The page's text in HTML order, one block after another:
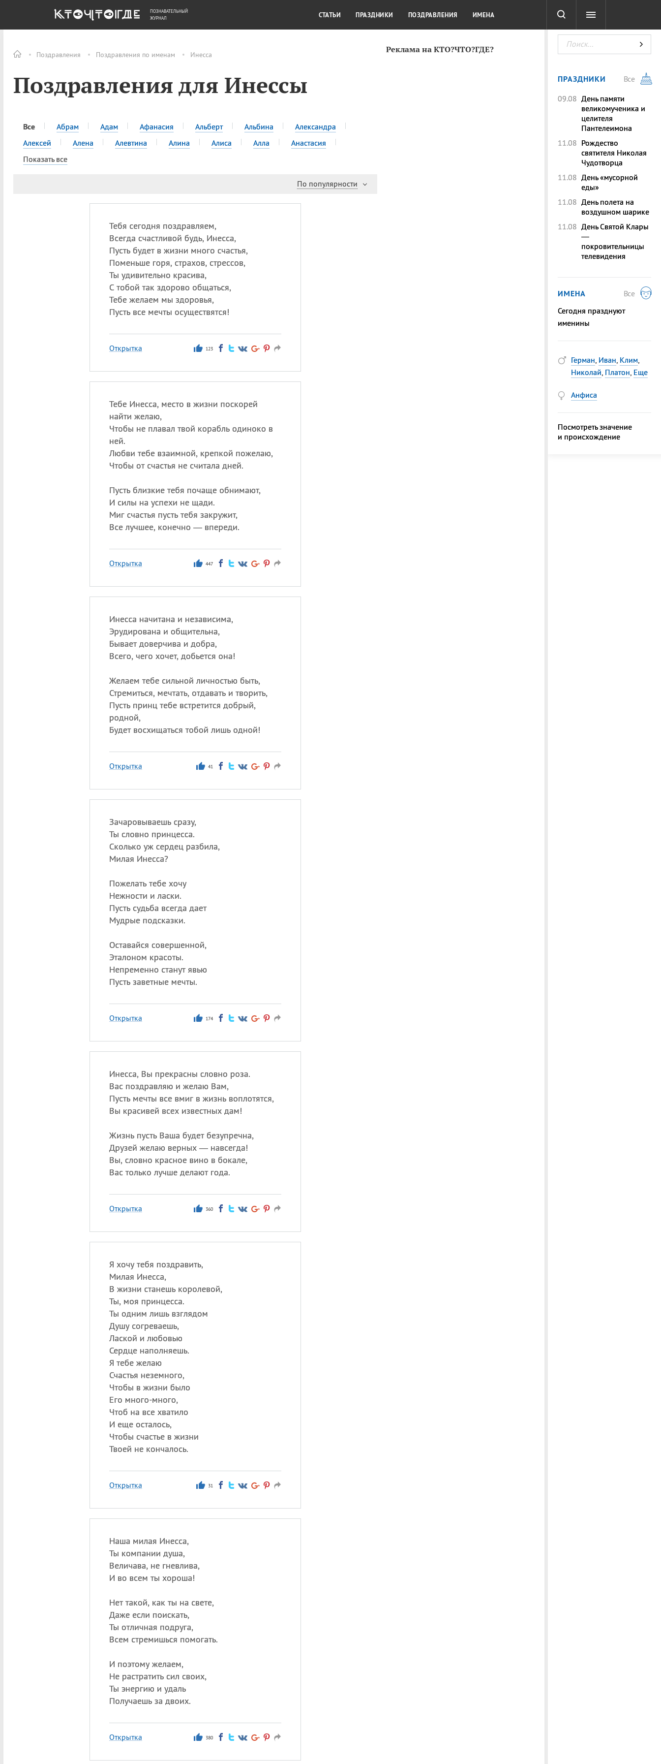
Поздравления Поздравления по именам Инесса
Поздравления для Инессы
Все Абрам Адам Афанасия Альберт Альбина
Александра
Алексей
Алена Алевтина Алина Алиса Алла
Анастасия
Показать все
По популярности
Тебя сегодня поздравляем,
Всегда счастливой будь, Инесса,
Пусть будет в жизни много счастья,
Поменьше горя, страхов, стрессов,
Ты удивительно красива,
С тобой так здорово общаться,
Тебе желаем мы здоровья,
Пусть все мечты осуществятся!
Открытка 123
Тебе Инесса, место в жизни поскорей
найти желаю,
Чтобы не плавал твой корабль одиноко в
ней.
Любви тебе взаимной, крепкой пожелаю,
Чтобы от счастья не считала дней.
Пусть близкие тебя почаще обнимают,
И силы на успехи не щади.
Миг счастья пусть тебя закружит,
Все лучшее, конечно — впереди.
Открытка 447
Инесса начитана и независима,
Эрудирована и общительна,
Бывает доверчива и добра,
Всего, чего хочет, добьется она!
Желаем тебе сильной личностью быть,
Стремиться, мечтать, отдавать и творить,
Пусть принц тебе встретится добрый,
родной,
Будет восхищаться тобой лишь одной!
Открытка 41
Зачаровываешь сразу,
Ты словно принцесса.
Сколько уж сердец разбила,
Милая Инесса?
Пожелать тебе хочу
Нежности и ласки.
Пусть судьба всегда дает
Мудрые подсказки.
Оставайся совершенной,
Эталоном красоты.
Непременно станут явью
Пусть заветные мечты.
Открытка 174
Инесса, Вы прекрасны словно роза.
Вас поздравляю и желаю Вам,
Пусть мечты все вмиг в жизнь воплотятся,
Вы красивей всех известных дам!
Жизнь пусть Ваша будет безупречна,
Друзей желаю верных — навсегда!
Вы, словно красное вино в бокале,
Вас только лучше делают года.
Открытка 360
Я хочу тебя поздравить,
Милая Инесса,
В жизни станешь королевой,
Ты, моя принцесса.
Ты одним лишь взглядом
Душу согреваешь,
Лаской и любовью
Сердце наполняешь.
Я тебе желаю
Счастья неземного,
Чтобы в жизни было
Его много-много,
Чтоб на все хватило
И еще осталось,
Чтобы счастье в жизни
Твоей не кончалось.
Открытка 31
Наша милая Инесса,
Ты компании душа,
Величава, не гневлива,
И во всем ты хороша!
Нет такой, как ты на свете,
Даже если поискать,
Ты отличная подруга,
Всем стремишься помогать.
И поэтому желаем,
Не растратить сил своих,
Ты энергию и удаль
Получаешь за двоих.
Открытка 380
Реклама на КТО?ЧТО?ГДЕ?
ОБЩЕСТВО ДЕНЬГИ КУЛЬТУРА КРАСОТА ТЕСТЫ
ПОЗНАВАТЕЛЬНЫЙ
ЖУРНАЛ
СТАТЬИ ПРАЗДНИКИ ПОЗДРАВЛЕНИЯ ИМЕНА
ПРАЗДНИКИ
Все
09.08 День памяти
великомученика и
целителя
Пантелеимона
11.08 Рождество
святителя Николая
Чудотворца
11.08 День «мусорной
еды»
11.08 День полета на
воздушном шарике
11.08 День Святой Клары
—
покровительницы
телевидения
ИМЕНА
Все
Сегодня празднуют
именины
Герман, Иван, Клим,
Николай, Платон, Еще
Анфиса
Посмотреть значение
и происхождение